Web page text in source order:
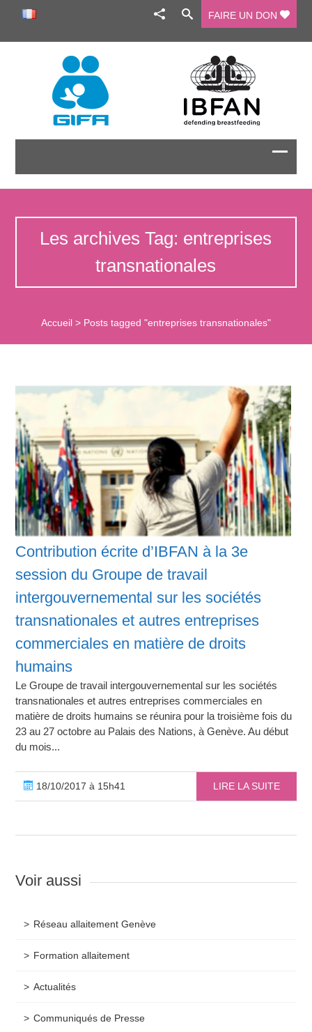
FAIRE UN DON
Les archives Tag: entreprises
transnationales
Accueil> Posts tagged "entreprises transnationales"
Contribution écrite d’IBFAN à la 3e
session du Groupe de travail
intergouvernemental sur les sociétés
transnationales et autres entreprises
commerciales en matière de droits
humains
Le Groupe de travail intergouvernemental sur les sociétés
transnationales et autres entreprises commerciales en
matière de droits humains se réunira pour la troisième fois du
23 au 27 octobre au Palais des Nations, à Genève. Au début
du mois...
18/10/2017 à 15h41 LIRE LA SUITE
Voir aussi
Réseau allaitement Genève
Formation allaitement
Actualités
Communiqués de Presse